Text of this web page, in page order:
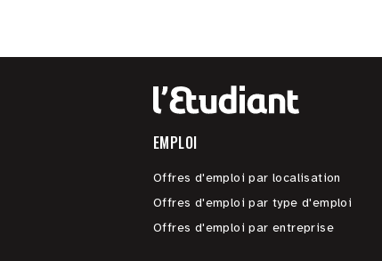
EMPLOI
Offres d'emploi par localisation
Offres d'emploi par type d'emploi
Offres d'emploi par entreprise